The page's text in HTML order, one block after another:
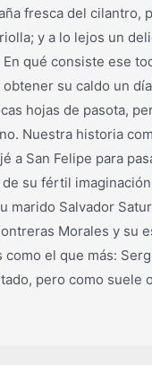
fresca del
y a lo lejos un
qué consiste ese
su caldo un
hojas de pasota,
Nuestra historia
San Felipe para
su fértil
Salvador
Morales y su
el que más:
pero como suele